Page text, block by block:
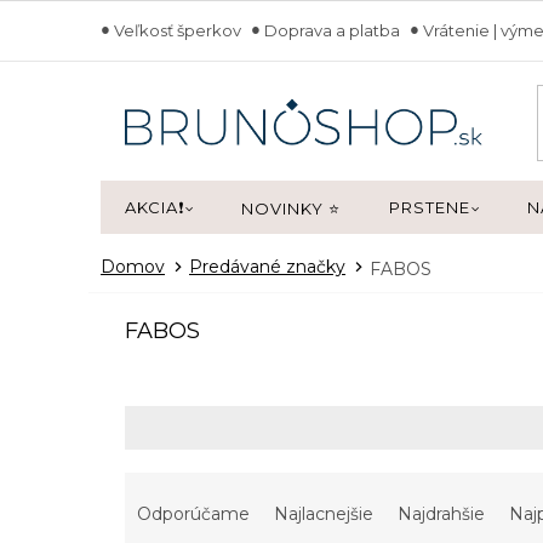
obsah
Veľkosť šperkov Doprava a platba Vrátenie |
AKCIA❗ NOVINKY ⭐ PRSTENE
Domov Predávané značky FABOS
FABOS
Odporúčame Najlacnejšie Najdrahšie
V
ý